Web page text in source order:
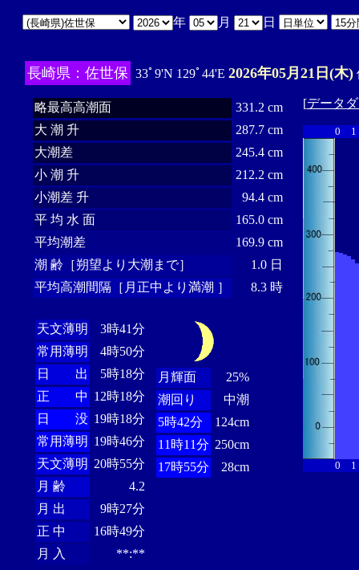
年 月 日
長崎県：佐世保 33ﾟ9'N 129ﾟ44'E 2026年05月21日(木)
略最高高潮面
331.2 cm
大 潮 升
287.7 cm
大潮差
245.4 cm
小 潮 升
212.2 cm
小潮差 升
94.4 cm
平 均 水 面
165.0 cm
平均潮差
169.9 cm
潮 齢［朔望より大潮まで］
1.0 日
平均高潮間隔［月正中より満潮 ］
8.3 時
天文薄明
3時41分
常用薄明
4時50分
日 出
5時18分
正 中 12時18分
日 没 19時18分
常用薄明 19時46分
天文薄明 20時55分
月 齢
4.2
月 出
9時27分
正 中
16時49分
月 入
**:**
月輝面
25%
潮回り
中潮
5時42分
124cm
11時11分 250cm
17時55分
28cm
[データ
0 1
0 1